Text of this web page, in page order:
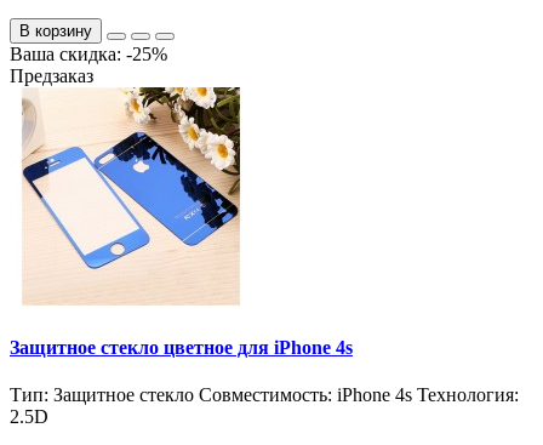
В корзину
Ваша скидка: -25%
Предзаказ
Защитное стекло цветное для iPhone 4s
Тип: Защитное стекло Совместимость: iPhone 4s Технология:
2.5D